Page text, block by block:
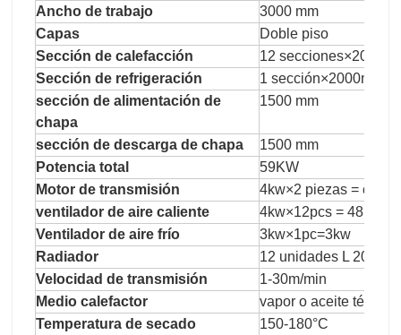
Ancho de trabajo
3000 mm
Capas
Doble piso
Sección de calefacción
12
Sección de refrigeración
1
sección de alimentación de
chapa
1500 mm
sección de descarga de chapa
1500 mm
Potencia total
59KW
Motor de transmisión
4kw×2 piezas =
ventilador de aire caliente
4kw×12pcs = 48kw
Ventilador de aire frío
3kw×1pc=3kw
Radiador
12 unidades L
Velocidad de transmisión
1-30m/min
Medio calefactor
vapor o aceite térmico
Temperatura de secado
150-180°C